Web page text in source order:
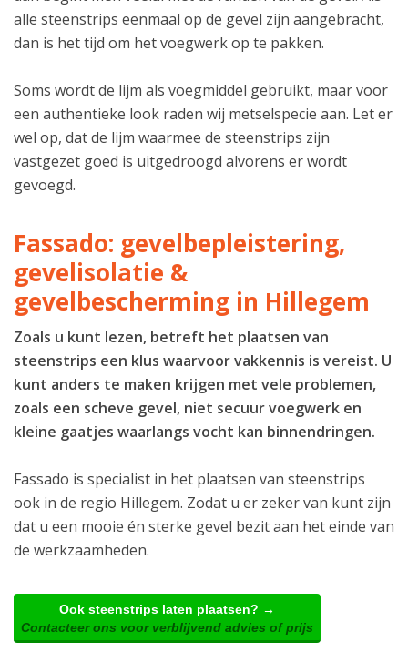
alle steenstrips eenmaal op de gevel zijn aangebracht,
dan is het tijd om het voegwerk op te pakken.
Soms wordt de lijm als voegmiddel gebruikt, maar voor
een authentieke look raden wij metselspecie aan. Let er
wel op, dat de lijm waarmee de steenstrips zijn
vastgezet goed is uitgedroogd alvorens er wordt
gevoegd.
Fassado: gevelbepleistering,
gevelisolatie &
gevelbescherming in Hillegem
Zoals u kunt lezen, betreft het plaatsen van
steenstrips een klus waarvoor vakkennis is vereist. U
kunt anders te maken krijgen met vele problemen,
zoals een scheve gevel, niet secuur voegwerk en
kleine gaatjes waarlangs vocht kan binnendringen.
Fassado is specialist in het plaatsen van steenstrips
ook in de regio Hillegem. Zodat u er zeker van kunt zijn
dat u een mooie én sterke gevel bezit aan het einde van
de werkzaamheden.
Ook steenstrips laten plaatsen? →
Contacteer ons voor verblijvend advies of prijs